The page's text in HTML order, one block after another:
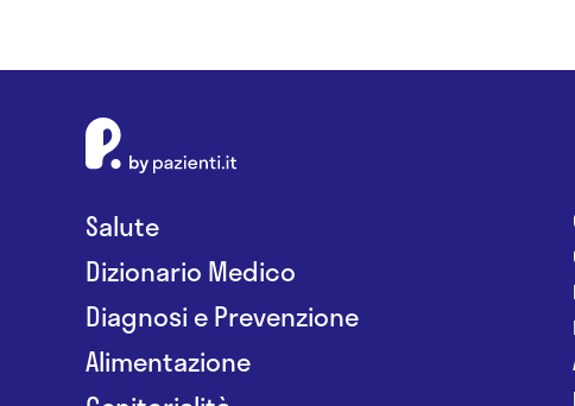
Salute
Dizionario Medico
Diagnosi e Prevenzione
Alimentazione